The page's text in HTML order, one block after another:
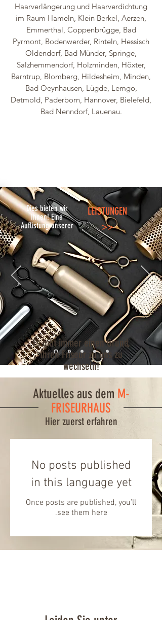
Haarverlängerung und Haarverdichtung
im Raum Hameln, Klein Berkel, Aerzen,
Emmerthal, Coppenbrügge, Bad
Pyrmont, Bodenwerder, Rinteln, Hessisch
Oldendorf, Bad Münder, Springe,
Salzhemmendorf, Holzminden, Höxter,
Barntrup, Blomberg, Hildesheim, Minden,
Bad Oeynhausen, Lügde, Lemgo,
Detmold, Paderborn, Hannover, Bielefeld,
Bad Nenndorf, Lauenau.
Dies bieten wir
Ihnen! Eine
Auflistung unserer
LEISTUNGEN
>>
Es gibt immer einen Grund,
Ihren Friseur zu uns zu
wechseln!
Aktuelles aus dem M-
FRISEURHAUS
Hier zuerst erfahren
No posts published
in this language yet
Once posts are published, you’ll
see them here.